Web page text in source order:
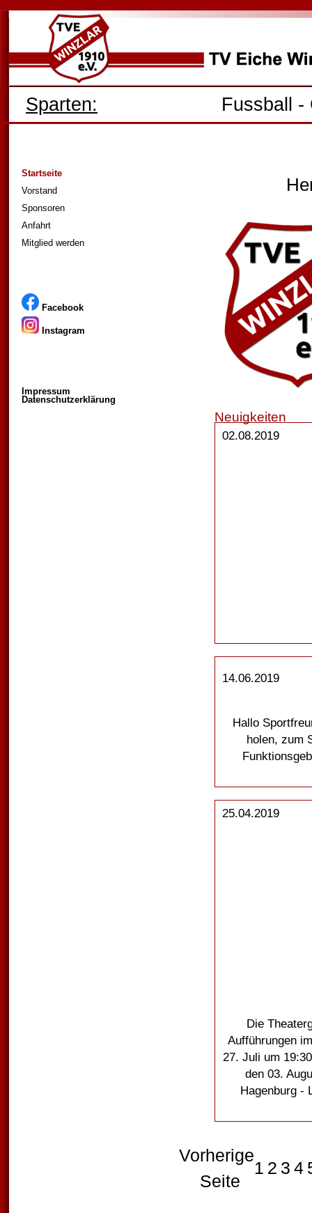
Sparten: Fussball -
Startseite
Vorstand
Sponsoren
Anfahrt
Mitglied werden
Facebook
Instagram
Impressum
Datenschutzerklärung
Neuigkeiten
02.08.2019
14.06.2019
Hallo
holen, zum
25.04.2019
Die
Aufführungen
27. Juli um
den 03.
Hagenburg -
Vorherige
Seite
1 2 3 4